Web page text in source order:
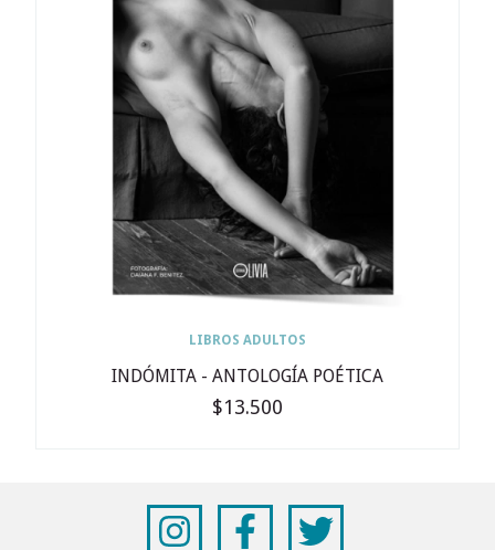
LIBROS ADULTOS
INDÓMITA - ANTOLOGÍA POÉTICA
$13.500